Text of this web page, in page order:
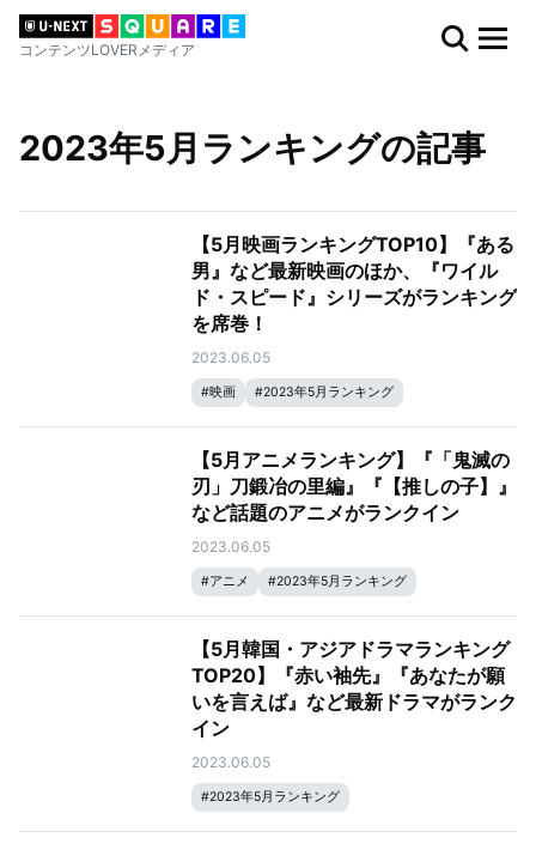
コンテンツLOVERメディア
2023年5月ランキングの記事
【5月映画ランキングTOP10】『ある
男』など最新映画のほか、『ワイル
ド・スピード』シリーズがランキング
を席巻！
2023.06.05
#映画 #2023年5月ランキング
【5月アニメランキング】『「鬼滅の
刃」刀鍛冶の里編』『【推しの子】』
など話題のアニメがランクイン
2023.06.05
#アニメ #2023年5月ランキング
【5月韓国・アジアドラマランキング
TOP20】『赤い袖先』『あなたが願
いを言えば』など最新ドラマがランク
イン
2023.06.05
#2023年5月ランキング